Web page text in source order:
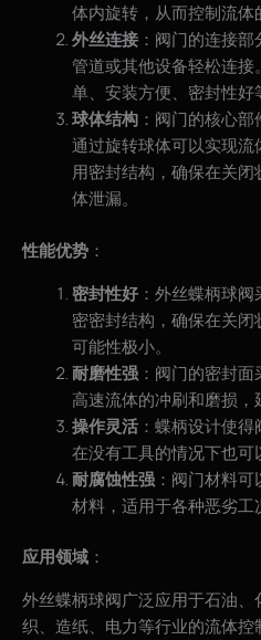
体内旋转，从而控制流体
外丝连接 ：阀门的连接
管道或其他设备轻松连
单、安装方便、密封性好
球体结构 ：阀门的核心
通过旋转球体可以实现
用密封结构，确保在关
体泄漏。
性能优势 ：
密封性好 ：外丝蝶柄球
密密封结构，确保在关
可能性极小。
耐磨性强 ：阀门的密封
高速流体的冲刷和磨损，
操作灵活 ：蝶柄设计使
在没有工具的情况下也可
耐腐蚀性强 ：阀门材料
材料，适用于各种恶劣工
应用领域 ：
外丝蝶柄球阀广泛应用于石油
织、造纸、电力等行业的流体